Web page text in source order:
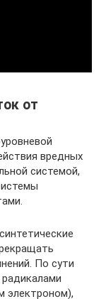
от
вредных
системой,
По сути
электроном),